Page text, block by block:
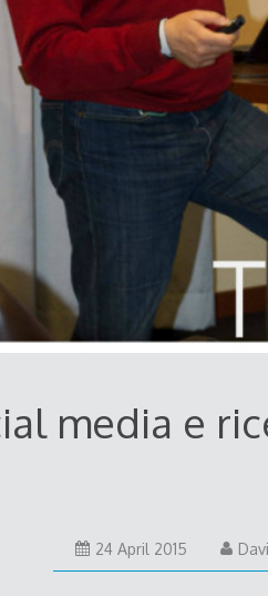
media e
24 April 2015